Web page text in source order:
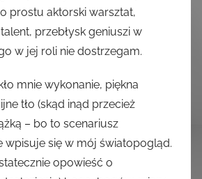
prostu aktorski warsztat,
przebłysk geniuszi w
w jej roli nie dostrzegam.
mnie wykonanie, piękna
tło (skąd inąd przecież
– bo to scenariusz
wpisuje się w mój światopogląd.
opowieść o